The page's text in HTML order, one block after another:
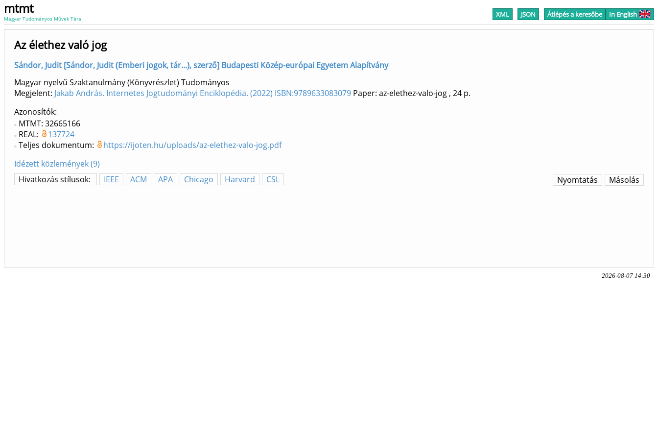
mtmt
Magyar Tudományos Művek Tára XML JSON Átlépés a keresőbe In English
Az élethez való jog
Sándor, Judit [Sándor, Judit (Emberi jogok, tár...), szerző] Budapesti Közép-európai Egyetem Alapítvány
Magyar nyelvű Szaktanulmány (Könyvrészlet) Tudományos
Megjelent: Jakab András. Internetes Jogtudományi Enciklopédia. (2022) ISBN:9789633083079 Paper: az-elethez-valo-jog , 24 p.
Azonosítók
MTMT: 32665166
REAL:
137724
Teljes dokumentum:
https://ijoten.hu/uploads/az-elethez-valo-jog.pdf
Idézett közlemények (9)
Hivatkozás stílusok:
IEEE ACM APA Chicago Harvard CSL Másolás
Nyomtatás
2026-08-07 14:30